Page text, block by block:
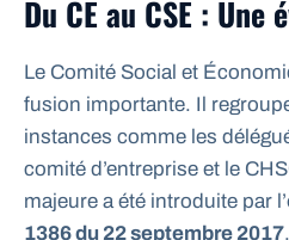
Du CE au CSE :
Le Comité Social et
fusion importante. Il
instances comme les
comité d’entreprise et le
majeure a été introduite par l’
1386 du 22 septembre 2017